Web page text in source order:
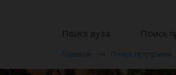
Поиск вуза Поиск
Главная Поиск программ